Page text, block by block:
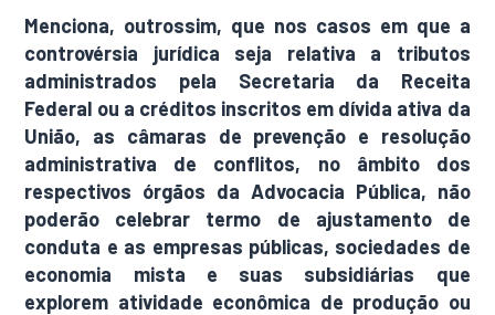
Menciona, outrossim, que nos casos em que a
controvérsia jurídica seja relativa a tributos
administrados pela Secretaria da Receita
Federal ou a créditos inscritos em dívida ativa da
União, as câmaras de prevenção e resolução
administrativa de conflitos, no âmbito dos
respectivos órgãos da Advocacia Pública, não
poderão celebrar termo de ajustamento de
conduta e as empresas públicas, sociedades de
economia mista e suas subsidiárias que
explorem atividade econômica de produção ou